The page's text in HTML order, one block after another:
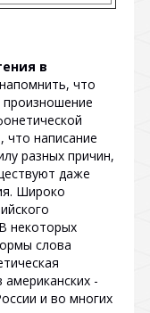
в
что
произношение
что написание
разных причин,
даже
Широко
некоторых
слова
американских -
и во многих